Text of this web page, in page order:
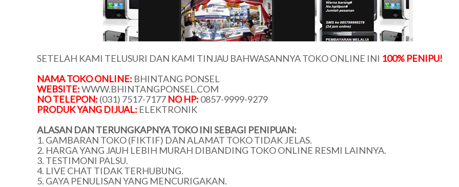
SETELAH KAMI TELUSURI DAN KAMI TINJAU BAHWASANNYA TOKO ONLINE INI 100% PENIPU!
NAMA TOKO ONLINE: BHINTANG PONSEL
WEBSITE:WWW.BHINTANGPONSEL.COM
NO TELEPON: (031) 7517-7177 NO HP: 0857-9999-9279
PRODUK YANG DIJUAL: ELEKTRONIK
ALASAN DAN TERUNGKAPNYA TOKO INI SEBAGI PENIPUAN:
1. GAMBARAN TOKO (FIKTIF) DAN ALAMAT TOKO TIDAK JELAS.
2. HARGA YANG JAUH LEBIH MURAH DIBANDING TOKO ONLINE RESMI LAINNYA.
3. TESTIMONI PALSU.
4. LIVE CHAT TIDAK TERHUBUNG.
5. GAYA PENULISAN YANG MENCURIGAKAN.